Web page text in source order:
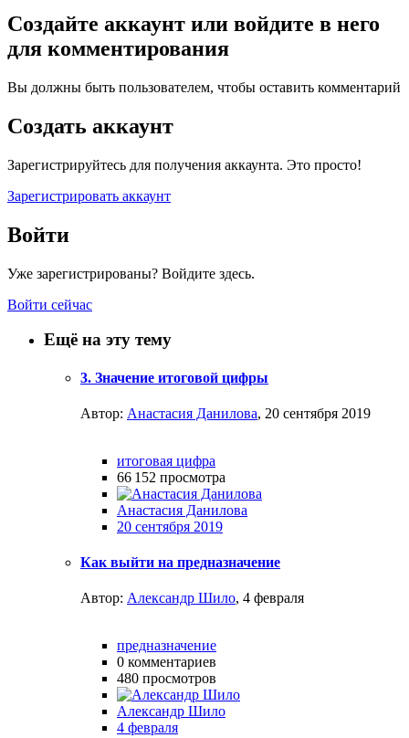
Создайте аккаунт или войдите в него
для комментирования
Вы должны быть пользователем, чтобы оставить комментарий
Создать аккаунт
Зарегистрируйтесь для получения аккаунта. Это просто!
Зарегистрировать аккаунт
Войти
Уже зарегистрированы? Войдите здесь.
Войти сейчас
Ещё на эту тему
3. Значение итоговой цифры
Автор: Анастасия Данилова, 20 сентября 2019
итоговая цифра
66 152 просмотра
Анастасия Данилова
20 сентября 2019
Как выйти на предназначение
Автор: Александр Шило, 4 февраля
предназначение
0 комментариев
480 просмотров
Александр Шило
4 февраля